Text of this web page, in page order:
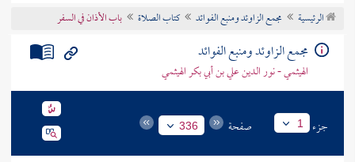
تراجم الأعلام
الرئيسية مجمع الزاوئد ومنبع الفوائد كتاب الصلاة باب الأذان في السفر
مجمع الزاوئد ومنبع الفوائد
الهيثمي - نور الدين علي بن أبي بكر الهيثمي
جزء 1 صفحة 336